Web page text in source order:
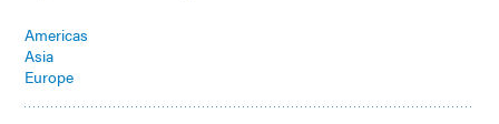
Americas
Asia
Europe